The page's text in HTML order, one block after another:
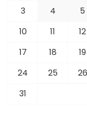
3
4 5
10
11 12
17
18 19
24
25 26
31